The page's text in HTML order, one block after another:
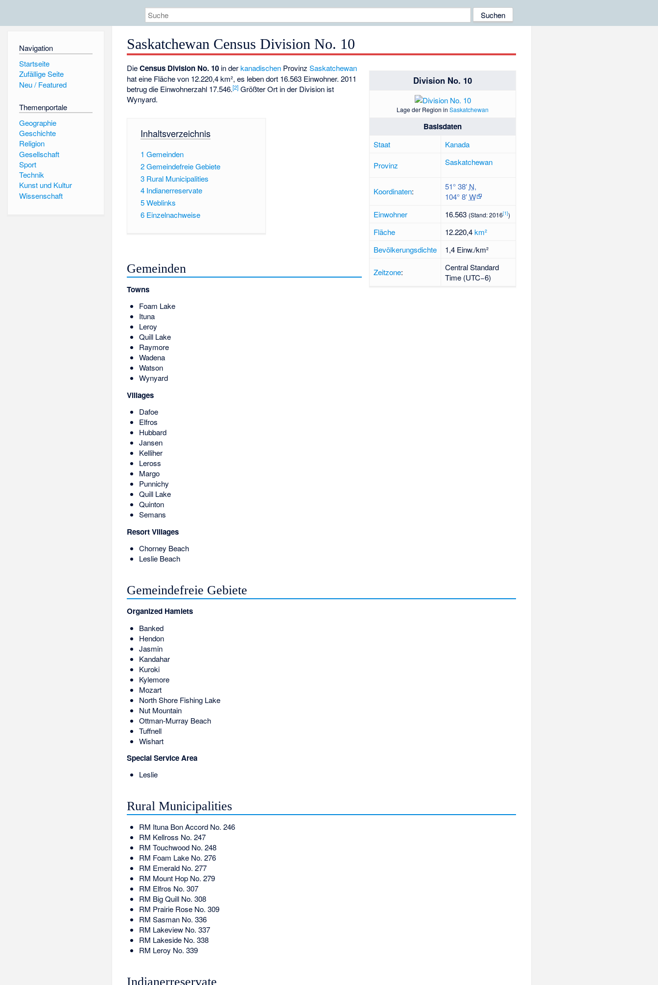
Navigation
Startseite
Zufällige Seite
Neu / Featured
Themenportale
Geographie
Geschichte
Religion
Gesellschaft
Sport
Technik
Kunst und Kultur
Wissenschaft
Saskatchewan Census Division No. 10
Division No. 10
Lage der Region inSaskatchewan
Basisdaten
Staat Kanada
Provinz Saskatchewan
Koordinaten: 51° 38′ N,
104° 8′W
Einwohner
16.563 (Stand: 2016[1])
Fläche 12.220,4km²
Bevölkerungsdichte
1,4 Einw./km²
Zeitzone:
Central Standard
Time (UTC−6)
DieCensus Division No. 10 in derkanadischen ProvinzSaskatchewan
hat eine Fläche von 12.220,4 km², es leben dort 16.563 Einwohner. 2011
betrug die Einwohnerzahl 17.546.[2] Größter Ort in der Division ist
Wynyard.
Inhaltsverzeichnis
1 Gemeinden
2Gemeindefreie Gebiete
3 Rural Municipalities
4 Indianerreservate
5Weblinks
6 Einzelnachweise
Gemeinden
Towns
Foam Lake
Ituna
Leroy
Quill Lake
Raymore
Wadena
Watson
Wynyard
Villages
Dafoe
Elfros
Hubbard
Jansen
Kelliher
Leross
Margo
Punnichy
Quill Lake
Quinton
Semans
Resort Villages
Chorney Beach
Leslie Beach
Gemeindefreie Gebiete
Organized Hamlets
Banked
Hendon
Jasmin
Kandahar
Kuroki
Kylemore
Mozart
North Shore Fishing Lake
Nut Mountain
Ottman-Murray Beach
Tuffnell
Wishart
Special Service Area
Leslie
Rural Municipalities
RM Ituna Bon Accord No. 246
RM Kellross No. 247
RM Touchwood No. 248
RM Foam Lake No. 276
RM Emerald No. 277
RM Mount Hop No. 279
RM Elfros No. 307
RM Big Quill No. 308
RM Prairie Rose No. 309
RM Sasman No. 336
RM Lakeview No. 337
RM Lakeside No. 338
RM Leroy No. 339
Indianerreservate